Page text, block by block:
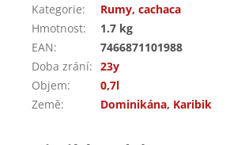
Kategorie:
Rumy, cachaca
Hmotnost:
1.7 kg
EAN:
7466871101988
Doba zrání: 23y
Objem:
0,7l
Země: Dominikána, Karibik